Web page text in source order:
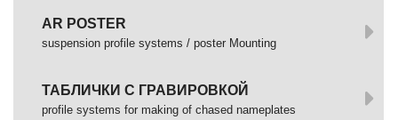
AR POSTER
suspension profile systems / poster Mounting
ТАБЛИЧКИ С ГРАВИРОВКОЙ
profile systems for making of chased nameplates